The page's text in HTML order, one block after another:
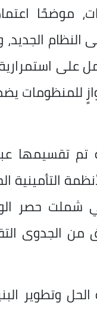
موضحًا
النظام
على
للمنظومات
تم تقسيمها
التأمينية
شملت حصر
من الجدوى
وتطوير